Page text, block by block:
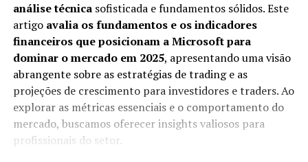
análise técnicasofisticada e fundamentos sólidos. Este
artigo avalia os fundamentos e os indicadores
financeiros que posicionam a Microsoft para
dominar o mercado em 2025, apresentando uma visão
abrangente sobre as estratégias de trading e as
projeções de crescimento para investidores e traders. Ao
explorar as métricas essenciais e o comportamento do
mercado, buscamos oferecer insights valiosos para
profissionais do setor.